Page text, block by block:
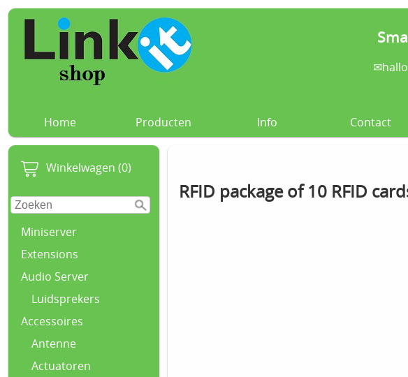
✉
Home Producten Info Contact
Winkelwagen (0)
Miniserver
Extensions
Audio Server
Luidsprekers
Accessoires
Antenne
Actuatoren
RFID package of 10 RFID